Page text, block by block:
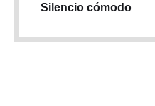
Silencio cómodo